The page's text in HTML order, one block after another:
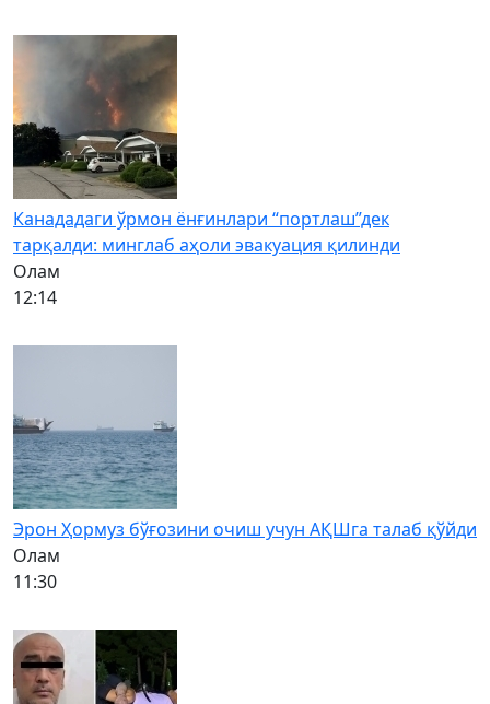
Канададаги ўрмон ёнғинлари “портлаш”дек
тарқалди: минглаб аҳоли эвакуация қилинди
Олам
12:14
Эрон Ҳормуз бўғозини очиш учун АҚШга талаб қўйди
Олам
11:30